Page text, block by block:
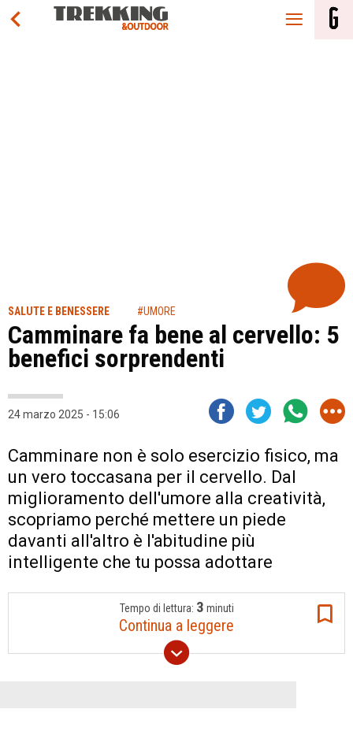
SALUTE E BENESSERE #UMORE
Camminare fa bene al cervello: 5
benefici sorprendenti
24 marzo 2025 - 15:06
Camminare non è solo esercizio fisico, ma
un vero toccasana per il cervello. Dal
miglioramento dell'umore alla creatività,
scopriamo perché mettere un piede
davanti all'altro è l'abitudine più
intelligente che tu possa adottare
Tempo di lettura: 3 minuti
Continua a leggere